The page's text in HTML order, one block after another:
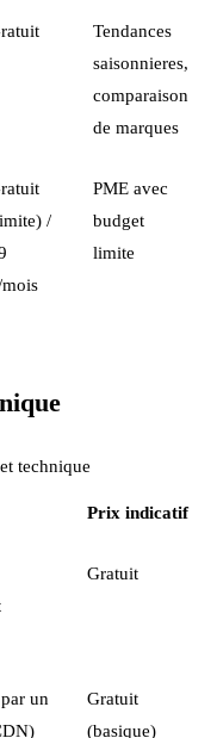
Tendances
saisonnieres,
comparaison
de marques
/
PME avec
budget
limite
technique
Prix indicatif
Gratuit
un
Gratuit
(basique)